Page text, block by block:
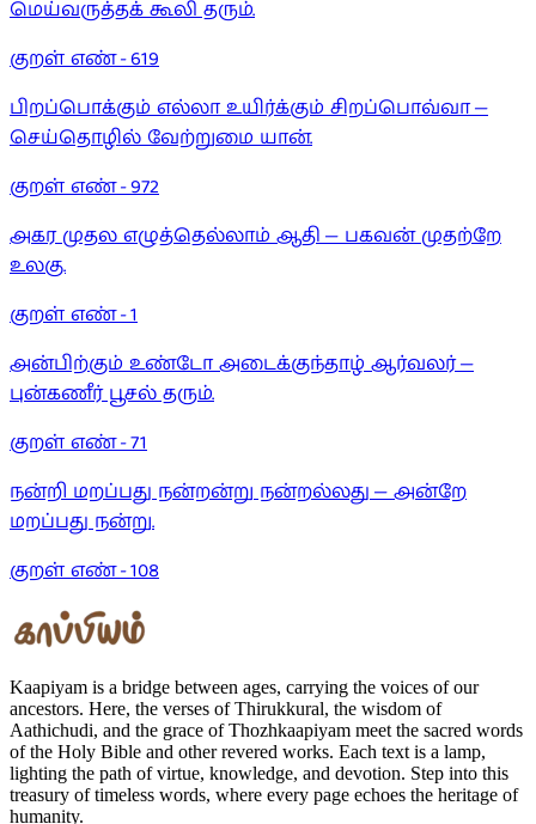
மெய்வருத்தக் கூலி தரும்.
குறள் எண் -619
பிறப்பொக்கும் எல்லா உயிர்க்கும் சிறப்பொவ்வா —
செய்தொழில் வேற்றுமை யான்.
குறள் எண் -972
அகர முதல எழுத்தெல்லாம் ஆதி — பகவன் முதற்றே
உலகு.
குறள் எண் -1
அன்பிற்கும் உண்டோ அடைக்குந்தாழ் ஆர்வலர் —
புன்கணீர் பூசல் தரும்.
குறள் எண் -71
நன்றி மறப்பது நன்றன்று நன்றல்லது — அன்றே
மறப்பது நன்று.
குறள் எண் -108
Kaapiyam is a bridge between ages, carrying the voices of our
ancestors. Here, the verses of Thirukkural, the wisdom of
Aathichudi, and the grace of Thozhkaapiyam meet the sacred words
of the Holy Bible and other revered works. Each text is a lamp,
lighting the path of virtue, knowledge, and devotion. Step into this
treasury of timeless words, where every page echoes the heritage of
humanity.